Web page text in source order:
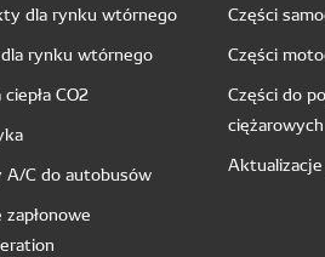
dla rynku wtórnego
dla rynku wtórnego
CO2
A/C do autobusów
zapłonowe
Części
Części
Części do
ciężarowych